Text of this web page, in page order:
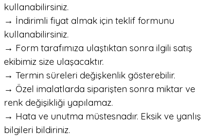
kullanabilirsiniz.
→ İndirimli fiyat almak için teklif formunu
kullanabilirsiniz.
→ Form tarafımıza ulaştıktan sonra ilgili satış
ekibimiz size ulaşacaktır.
→ Termin süreleri değişkenlik gösterebilir.
→ Özel imalatlarda siparişten sonra miktar ve
renk değişikliği yapılamaz.
→ Hata ve unutma müstesnadır. Eksik ve yanlış
bilgileri bildiriniz.